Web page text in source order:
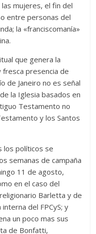
mujeres, el fin del
entre personas del
la «franciscomanía»
que genera la
presencia de
de Janeiro no es señal
la Iglesia basados en
Testamento no
y los Santos
los políticos se
semanas de campaña
11 de agosto,
en el caso del
Barletta y de
del FPCyS; y
un poco mas sus
de Bonfatti,